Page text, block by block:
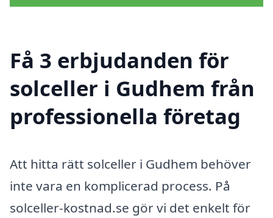
Få 3 erbjudanden för
solceller i Gudhem från
professionella företag
Att hitta rätt solceller i Gudhem behöver
inte vara en komplicerad process. På
solceller-kostnad.se gör vi det enkelt för